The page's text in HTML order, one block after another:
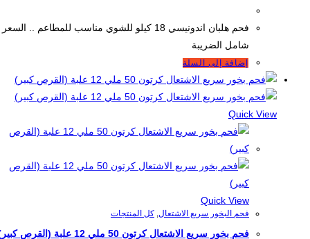
فحم هلبان اندونيسي 18 كيلو للشوي مناسب للمطاعم .. السعر
شامل الضريبة
إضافة إلى السلة
Quick View
Quick View
فحم البخور سريع الاشتعال,كل المنتجات
فحم بخور سريع الاشتعال كرتون 50 ملي 12 علبة (القرص كبير)